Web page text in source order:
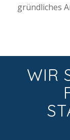
gründliches
WIR